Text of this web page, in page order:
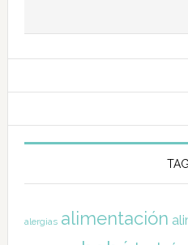
alergias alimentación